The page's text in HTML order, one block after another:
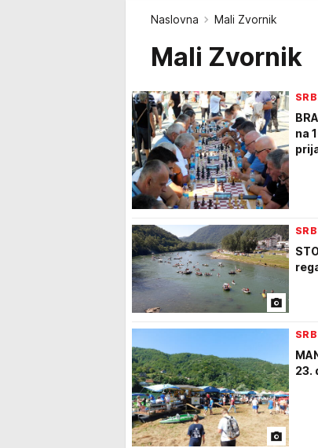
Naslovna Mali Zvornik
Mali Zvornik
na
23.